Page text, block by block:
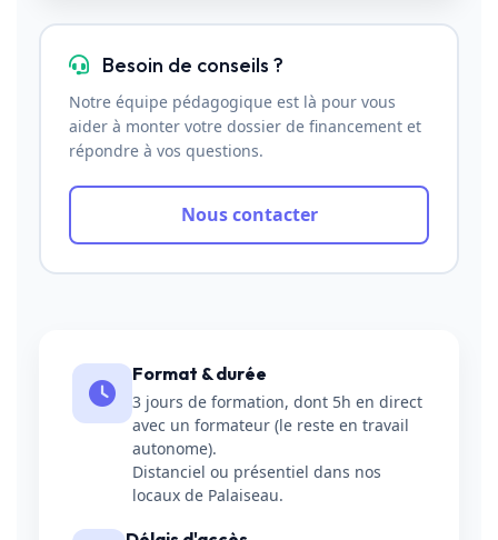
Besoin de conseils ?
Notre équipe pédagogique est là pour vous
aider à monter votre dossier de financement et
répondre à vos questions.
Nous contacter
Format & durée
3 jours de formation, dont 5h en direct
avec un formateur (le reste en travail
autonome).
Distanciel ou présentiel dans nos
locaux de Palaiseau.